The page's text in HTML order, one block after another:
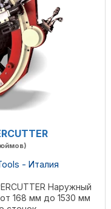
- Италия
Наружный
168 мм до 1530 мм